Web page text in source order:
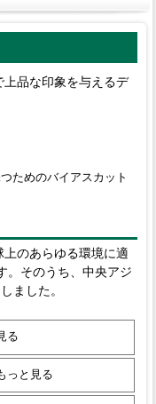
品な印象を与えるデ
ためのバイアスカット
のあらゆる環境に適
。そのうち、中央アジ
ました。
る
っと見る